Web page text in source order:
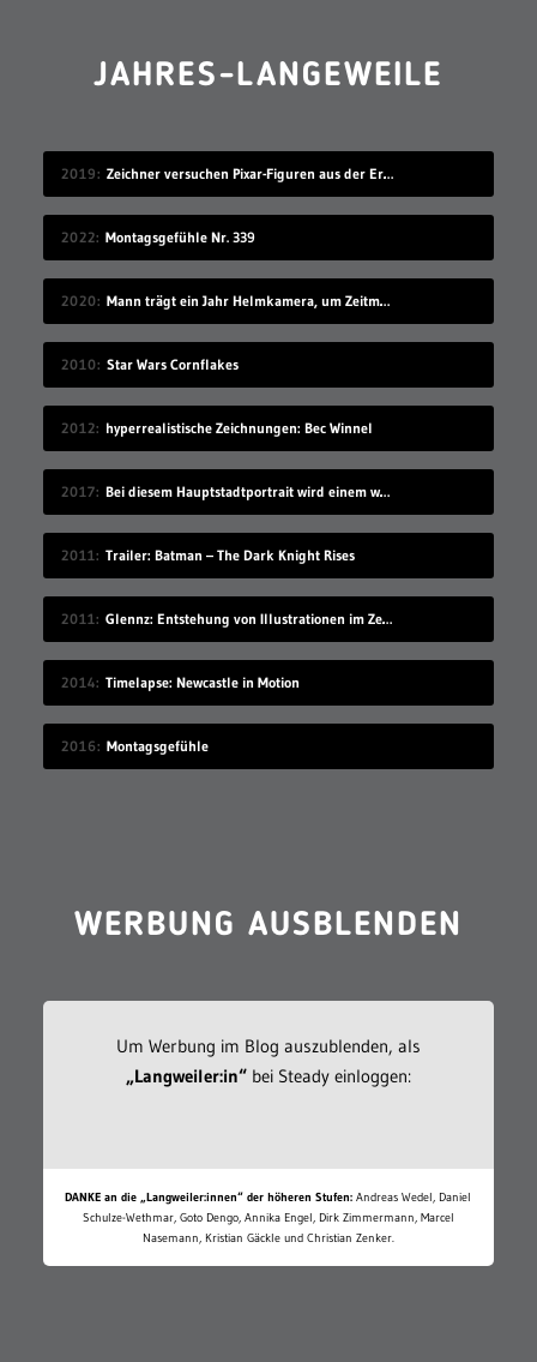
JAHRES-LANGEWEILE
2019 Zeichner versuchen Pixar-Figuren aus der Erinnerung raus zu malen
2022 Montagsgefühle Nr. 339
2020 Mann trägt ein Jahr Helmkamera, um Zeitmaschine zu bauen
2010 Star Wars Cornflakes
2012 hyperrealistische Zeichnungen: Bec Winnel
2017 Bei diesem Hauptstadtportrait wird einem warm ums Herz
2011 Trailer: Batman – The Dark Knight Rises
2011 Glennz: Entstehung von Illustrationen im Zeitraffer
2014 Timelapse: Newcastle in Motion
2016 Montagsgefühle
WERBUNG AUSBLENDEN
Um Werbung im Blog auszublenden, als
„Langweiler:in“bei Steady einloggen:
DANKE an die „Langweiler:innen“ der höheren Stufen: Andreas Wedel, Daniel
Schulze-Wethmar, Goto Dengo, Annika Engel, Dirk Zimmermann, Marcel
Nasemann, Kristian Gäckle und Christian Zenker.